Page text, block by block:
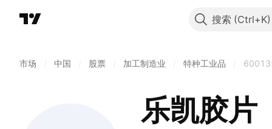
搜索
市场 中国 股票 加工制造业 特种工业品
乐凯胶片